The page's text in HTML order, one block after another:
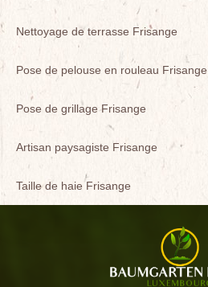
Nettoyage de terrasse Frisange
Pose de pelouse en rouleau Frisange
Pose de grillage Frisange
Artisan paysagiste Frisange
Taille de haie Frisange